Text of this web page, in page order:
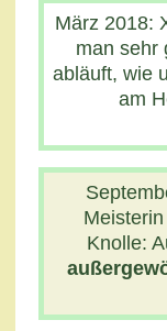
März 2018:
man sehr
abläuft, wie
am
Knolle: